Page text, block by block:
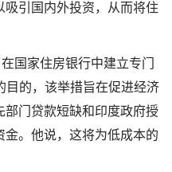
引国内外投资，从而将住
国家住房银行中建立专门
目的，该举措旨在促进经济
门贷款短缺和印度政府授
。他说，这将为低成本的